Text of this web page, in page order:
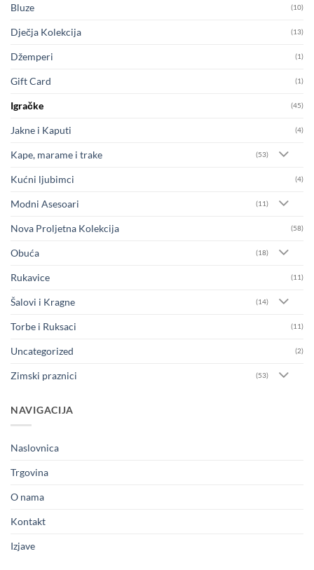
Bluze (10)
Dječja Kolekcija (13)
Džemperi (1)
Gift Card (1)
Igračke (45)
Jakne i Kaputi (4)
Kape, marame i trake (53)
Kućni ljubimci (4)
Modni Asesoari (11)
Nova Proljetna Kolekcija (58)
Obuća (18)
Rukavice (11)
Šalovi i Kragne (14)
Torbe i Ruksaci (11)
Uncategorized (2)
Zimski praznici (53)
NAVIGACIJA
Naslovnica
Trgovina
O nama
Kontakt
Izjave